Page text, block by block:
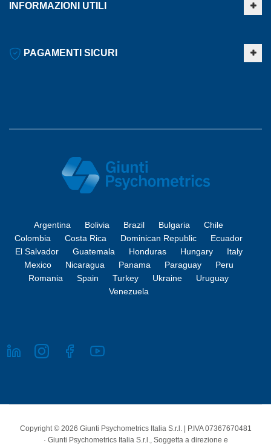
INFORMAZIONI UTILI
PAGAMENTI SICURI
Argentina Bolivia Brazil Bulgaria
Chile
Colombia
Costa Rica Dominican Republic
Ecuador
El Salvador
Guatemala Honduras Hungary
Italy
Mexico
Nicaragua Panama Paraguay
Peru
Romania
Spain Turkey Ukraine
Uruguay
Venezuela
Copyright © 2026 Giunti Psychometrics Italia S.r.l. | P.IVA 07367670481
· Giunti Psychometrics Italia S.r.l., Soggetta a direzione e